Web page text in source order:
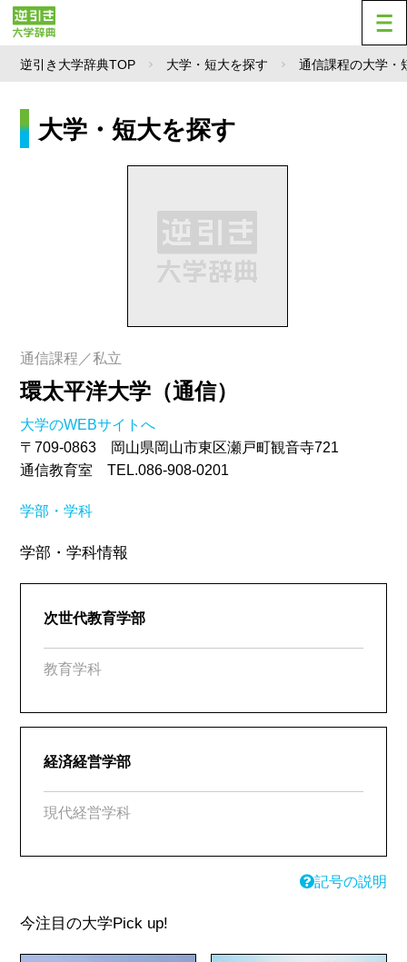
逆引き大学辞典TOP 大学・短大を探す 通信課程の大学・
大学・短大を探す
通信課程／私立
環太平洋大学（通信）
大学のWEBサイトへ
〒709-0863 岡山県岡山市東区瀬戸町観音寺721
通信教育室 TEL.086-908-0201
学部・学科
学部・学科情報
次世代教育学部
教育学科
経済経営学部
現代経営学科
記号の説明
今注目の大学Pick up!